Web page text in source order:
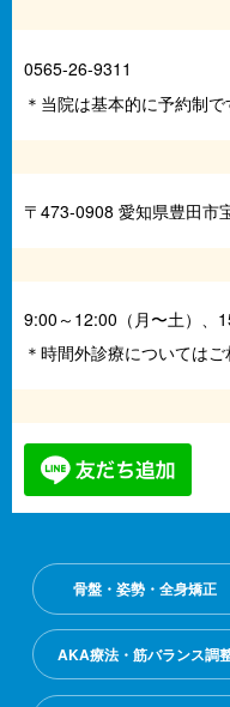
0565-26-9311
＊当院は基本的に予約制で
〒473-0908 愛知県豊田市
9:00～12:00（月〜土）、
＊時間外診療についてはご
骨盤・姿勢・全身矯正
AKA療法・筋バランス調